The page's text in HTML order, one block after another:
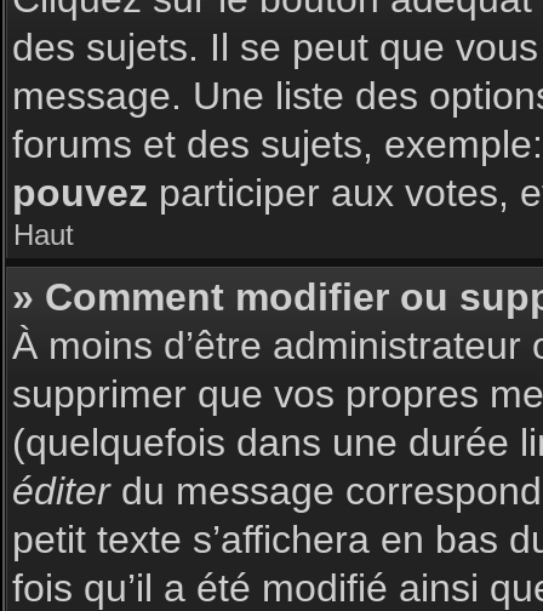
des sujets. Il se peut que
message. Une liste des
forums et des sujets,
pouvez participer aux votes,
Haut
» Comment modifier ou
À moins d’être
supprimer que vos propres
(quelquefois dans une durée
éditerdu message
petit texte s’affichera en bas
fois qu’il a été modifié ainsi